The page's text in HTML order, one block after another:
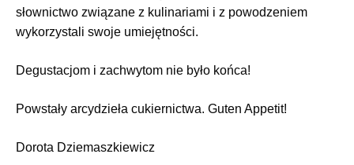
słownictwo związane z kulinariami i z powodzeniem
wykorzystali swoje umiejętności.
Degustacjom i zachwytom nie było końca!
Powstały arcydzieła cukiernictwa. Guten Appetit!
Dorota Dziemaszkiewicz